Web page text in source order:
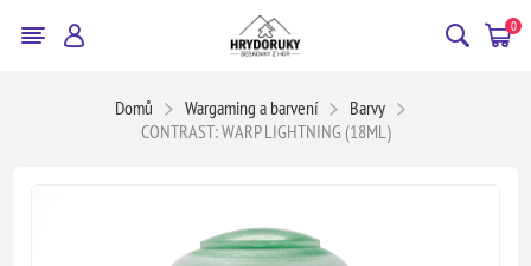
0
Domů Wargaming a barvení
Barvy
CONTRAST: WARP LIGHTNING (18ML)